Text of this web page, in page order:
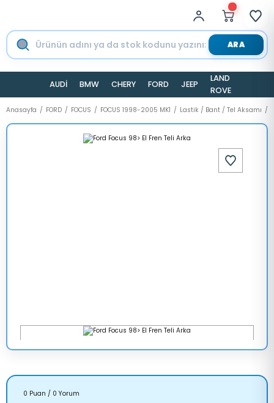
ARA
AUDİ BMW CHERY FORD JEEP
LAND
ROVER
Anasayfa FORD FOCUS FOCUS 1998-2005 MK1 Lastik / Bant / Tel Aksamı
0 Puan / 0 Yorum